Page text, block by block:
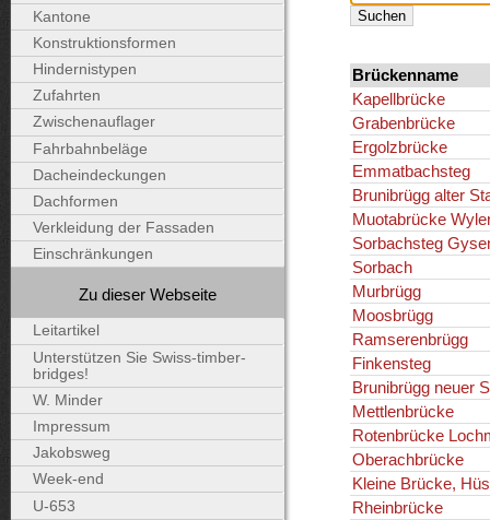
Brückenname
Kapellbrücke
Grabenbrücke
Ergolzbrücke
Emmatbachsteg
Brunibrügg alter
Muotabrücke
Sorbachsteg
Sorbach
Murbrügg
Moosbrügg
Ramserenbrügg
Finkensteg
Brunibrügg neuer
Mettlenbrücke
Rotenbrücke
Oberachbrücke
Kleine Brücke,
Rheinbrücke
Kantone
Konstruktionsformen
Hindernistypen
Zufahrten
Zwischenauflager
Fahrbahnbeläge
Dacheindeckungen
Dachformen
Verkleidung der Fassaden
Einschränkungen
Zu dieser Webseite
Leitartikel
Unterstützen Sie Swiss-timber-
bridges!
W. Minder
Impressum
Jakobsweg
Week-end
U-653